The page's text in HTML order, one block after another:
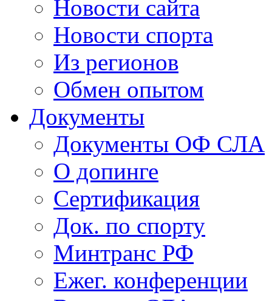
Новости сайта
Новости спорта
Из регионов
Обмен опытом
Документы
Документы ОФ СЛА
О допинге
Сертификация
Док. по спорту
Минтранс РФ
Ежег. конференции